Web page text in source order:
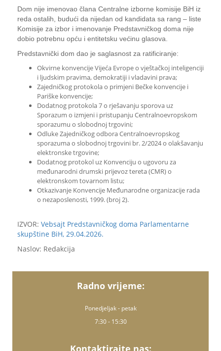
Dom nije imenovao člana Centralne izborne komisije BiH iz
reda ostalih, budući da nijedan od kandidata sa rang – liste
Komisije za izbor i imenovanje Predstavničkog doma nije
dobio potrebnu opću i entitetsku većinu glasova.
Predstavnički dom dao je saglasnost za ratificiranje:
Okvirne konvencije Vijeća Evrope o vještačkoj inteligenciji
i ljudskim pravima, demokratiji i vladavini prava;
Zajedničkog protokola o primjeni Bečke konvencije i
Pariške konvencije;
Dodatnog protokola 7 o rješavanju sporova uz
Sporazum o izmjeni i pristupanju Centralnoevropskom
sporazumu o slobodnoj trgovini;
Odluke Zajedničkog odbora Centralnoevropskog
sporazuma o slobodnoj trgovini br. 2/2024 o olakšavanju
elektronske trgovine;
Dodatnog protokol uz Konvenciju o ugovoru za
međunarodni drumski prijevoz tereta (CMR) o
elektronskom tovarnom listu;
Otkazivanje Konvencije Međunarodne organizacije rada
o nezaposlenosti, 1999. (broj 2).
IZVOR: Vebsajt Predstavničkog doma Parlamentarne
skupštine BiH, 29.04.2026.
Naslov: Redakcija
Radno vrijeme:
Ponedjeljak - petak
7:30 - 15:30
Kontaktirajte nas: